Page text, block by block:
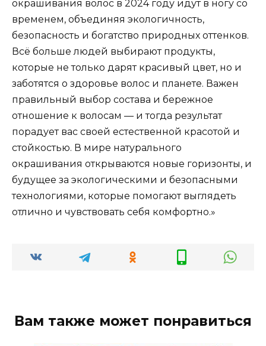
окрашивания волос в 2024 году идут в ногу со
временем, объединяя экологичность,
безопасность и богатство природных оттенков.
Всё больше людей выбирают продукты,
которые не только дарят красивый цвет, но и
заботятся о здоровье волос и планете. Важен
правильный выбор состава и бережное
отношение к волосам — и тогда результат
порадует вас своей естественной красотой и
стойкостью. В мире натурального
окрашивания открываются новые горизонты, и
будущее за экологическими и безопасными
технологиями, которые помогают выглядеть
отлично и чувствовать себя комфортно.»
Вам также может понравиться